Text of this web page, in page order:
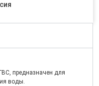
предназначен для
воды.